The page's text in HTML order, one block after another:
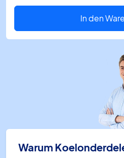
Flow
FP3349
0,5
In den
Warum